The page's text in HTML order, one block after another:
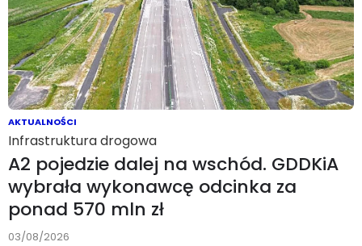
AKTUALNOŚCI
Infrastruktura drogowa
A2 pojedzie dalej na wschód. GDDKiA
wybrała wykonawcę odcinka za
ponad 570 mln zł
03/08/2026